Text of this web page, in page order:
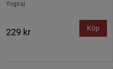
Yogiraj
229 kr Köp